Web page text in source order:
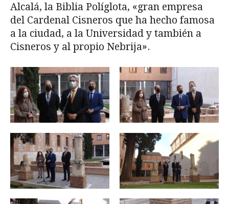
Alcalá, la Biblia Políglota, «gran empresa
del Cardenal Cisneros que ha hecho famosa
a la ciudad, a la Universidad y también a
Cisneros y al propio Nebrija».